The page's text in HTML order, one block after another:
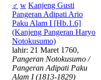
♂ w Kanjeng Gusti
Pangeran Adipati Ario
Paku Alam I [Hb.1.6]
(Kanjeng Pangeran Haryo
Notokusumo)
lahir: 21 Maret 1760,
Pangeran Notokusumo /
Pangeran Adipati Paku
Alam I (1813-1829)